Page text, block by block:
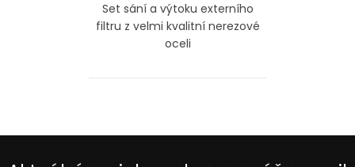
Set sání a výtoku externího
filtru z velmi kvalitní nerezové
oceli